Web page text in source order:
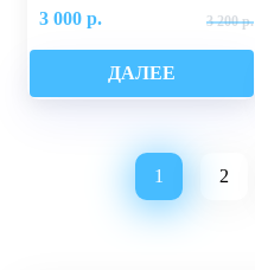
3 000 р. 3 200 р.
ДАЛЕЕ
1 2